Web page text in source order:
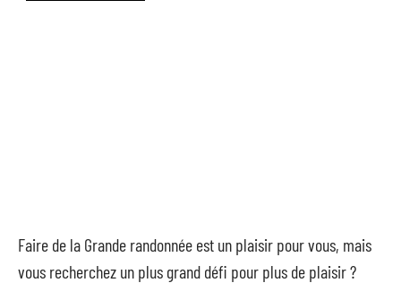
Faire de la Grande randonnée est un plaisir pour vous, mais
vous recherchez un plus grand défi pour plus de plaisir ?